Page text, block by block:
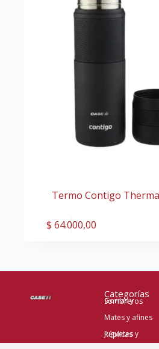
Termo Contigo
$ 64.000,00
Categorías
Gorras y Sombreros
Mates y afines
Juguetes y Réplicas